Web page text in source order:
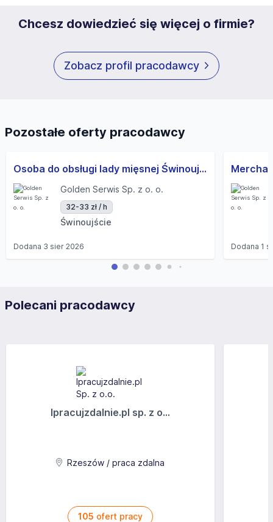
Chcesz dowiedzieć się więcej o firmie?
Zobacz profil pracodawcy
Pozostałe oferty pracodawcy
Osoba do obsługi lady mięsnej Świnoujście
Golden Serwis Sp. z o. o.
32-33 zł / h
Świnoujście
Dodana 3 sier 2026 Dodana 1
Polecani pracodawcy
Ipracujzdalnie.pl sp. z o...
Rzeszów / praca zdalna
105 ofert pracy